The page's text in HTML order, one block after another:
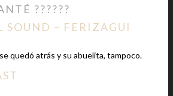
??????
– FERIZAGUI
quedó atrás y su abuelita, tampoco.